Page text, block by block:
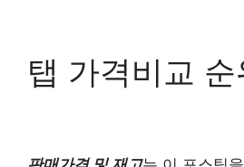
탭 가격비교 순